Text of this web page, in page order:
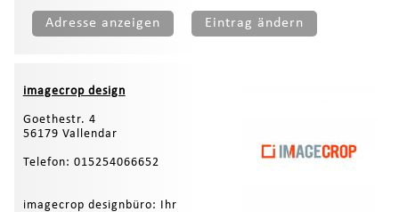
Adresse anzeigen Eintrag ändern
imagecrop design
Goethestr. 4
56179 Vallendar
Telefon: 015254066652
imagecrop designbüro: Ihr